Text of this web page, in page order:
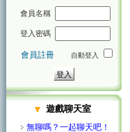
會員名稱
登入密碼
會員註冊 自動登入
遊戲聊天室
﹥ 無聊嗎？一起聊天吧！